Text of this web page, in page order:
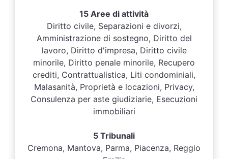
15 Aree di attività
Diritto civile, Separazioni e divorzi,
Amministrazione di sostegno, Diritto del
lavoro, Diritto d'impresa, Diritto civile
minorile, Diritto penale minorile, Recupero
crediti, Contrattualistica, Liti condominiali,
Malasanità, Proprietà e locazioni, Privacy,
Consulenza per aste giudiziarie, Esecuzioni
immobiliari
5 Tribunali
Cremona, Mantova, Parma, Piacenza, Reggio